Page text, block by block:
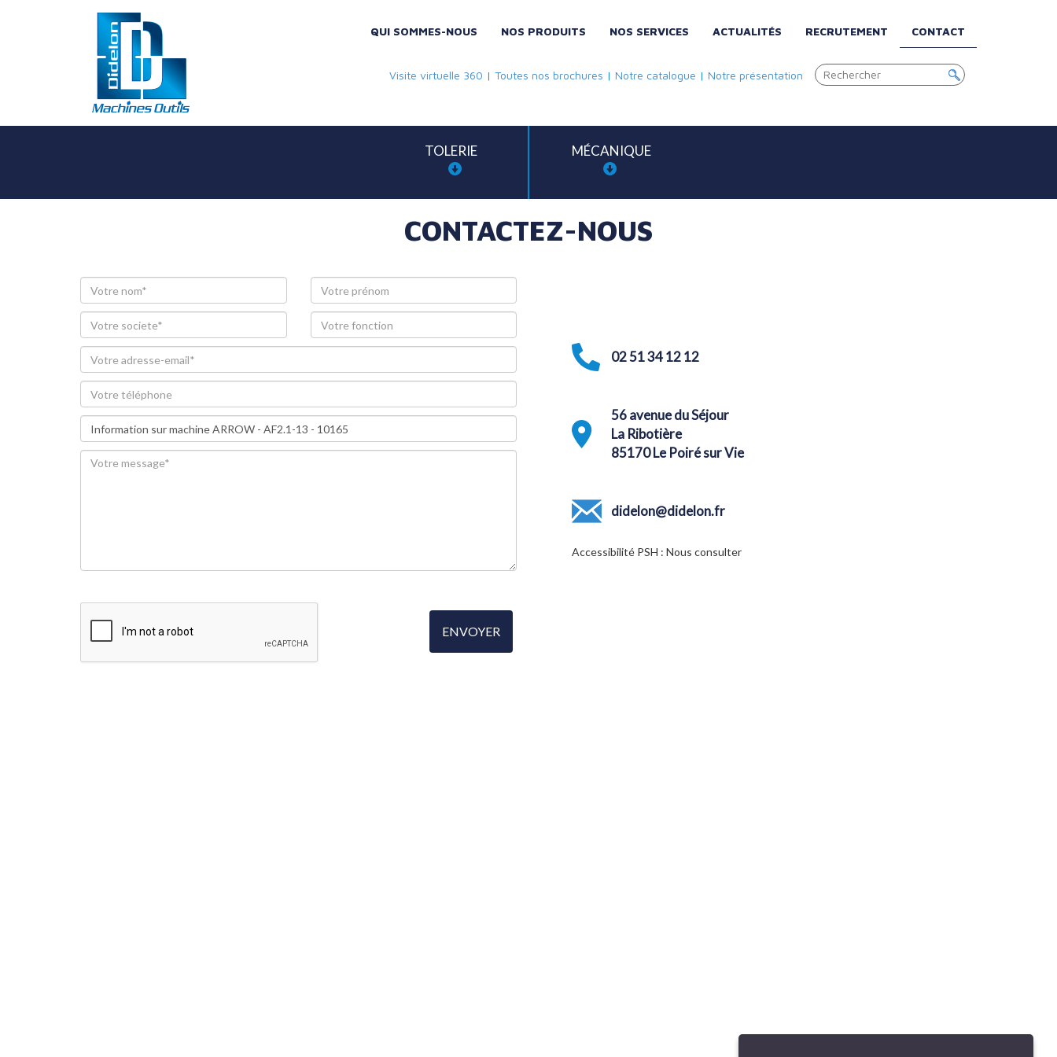
QUI SOMMES-NOUS NOS PRODUITS NOS SERVICES ACTUALITÉS RECRUTEMENT CONTACT
Visite virtuelle 360 | Toutes nos brochures | Notre catalogue | Notre présentation
TOLERIE MÉCANIQUE
CONTACTEZ-NOUS
02 51 34 12 12
56 avenue du Séjour
La Ribotière
85170 Le Poiré sur Vie
didelon@didelon.fr
Accessibilité PSH : Nous consulter